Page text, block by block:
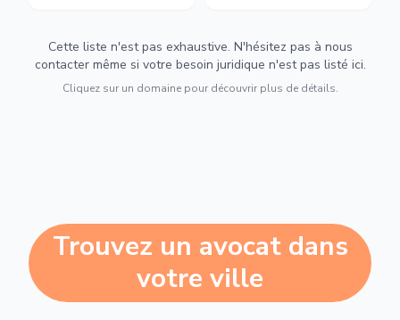
Cette liste n'est pas exhaustive. N'hésitez pas à nous
contacter même si votre besoin juridique n'est pas listé ici.
Cliquez sur un domaine pour découvrir plus de détails.
Trouvez un avocat dans
votre ville